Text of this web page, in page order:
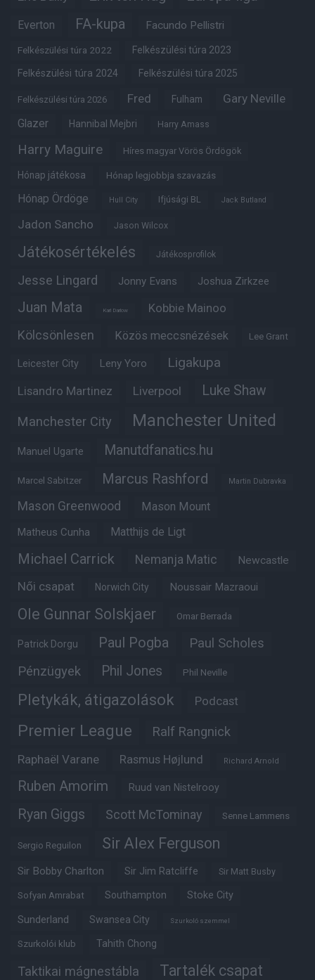
Everton FA-kupa Facundo Pellistri
Felkészülési túra 2022 Felkészülési túra 2023
Felkészülési túra 2024 Felkészülési túra 2025
Felkészülési túra 2026 Fred Fulham Gary Neville
Glazer Hannibal Mejbri Harry Amass
Harry Maguire Híres magyar Vörös Ördögök
Hónap játékosa Hónap legjobbja szavazás
Hónap Ördöge Hull City Ifjúsági BL Jack Butland
Jadon Sancho Jason Wilcox
Játékosértékelés Játékosprofilok
Jesse Lingard Jonny Evans Joshua Zirkzee
Juan Mata Karl Darlow Kobbie Mainoo
Kölcsönlesen Közös meccsnézések Lee Grant
Leicester City Leny Yoro Ligakupa
Lisandro Martinez Liverpool Luke Shaw
Manchester City Manchester United
Manuel Ugarte Manutdfanatics.hu
Marcel Sabitzer Marcus Rashford Martin Dubravka
Mason Greenwood Mason Mount
Matheus Cunha Matthijs de Ligt
Michael Carrick Nemanja Matic Newcastle
Női csapat Norwich City Noussair Mazraoui
Ole Gunnar Solskjaer Omar Berrada
Patrick Dorgu Paul Pogba Paul Scholes
Pénzügyek Phil Jones Phil Neville
Pletykák, átigazolások Podcast
Premier League Ralf Rangnick
Raphaël Varane Rasmus Højlund Richard Arnold
Ruben Amorim Ruud van Nistelrooy
Ryan Giggs Scott McTominay Senne Lammens
Sergio Reguilon Sir Alex Ferguson
Sir Bobby Charlton Sir Jim Ratcliffe Sir Matt Busby
Sofyan Amrabat Southampton Stoke City
Sunderland Swansea City Szurkoló szemmel
Szurkolói klub Tahith Chong
Taktikai mágnestábla Tartalék csapat